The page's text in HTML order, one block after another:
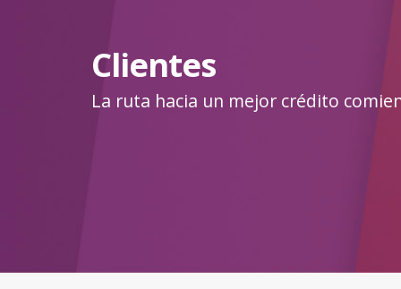
Clientes
La ruta hacia un mejor crédito